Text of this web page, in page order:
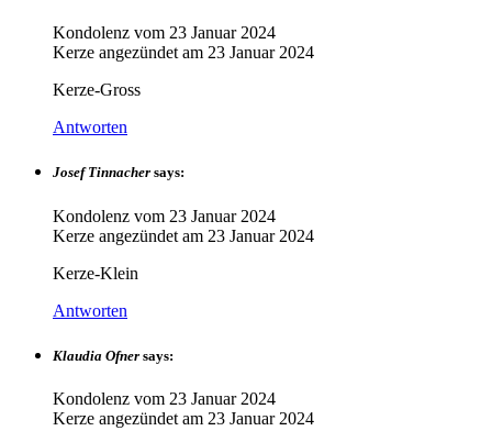
Kondolenz vom 23 Januar 2024
Kerze angezündet am 23 Januar 2024
Kerze-Gross
Antworten
Josef Tinnacher says:
Kondolenz vom 23 Januar 2024
Kerze angezündet am 23 Januar 2024
Kerze-Klein
Antworten
Klaudia Ofner says:
Kondolenz vom 23 Januar 2024
Kerze angezündet am 23 Januar 2024